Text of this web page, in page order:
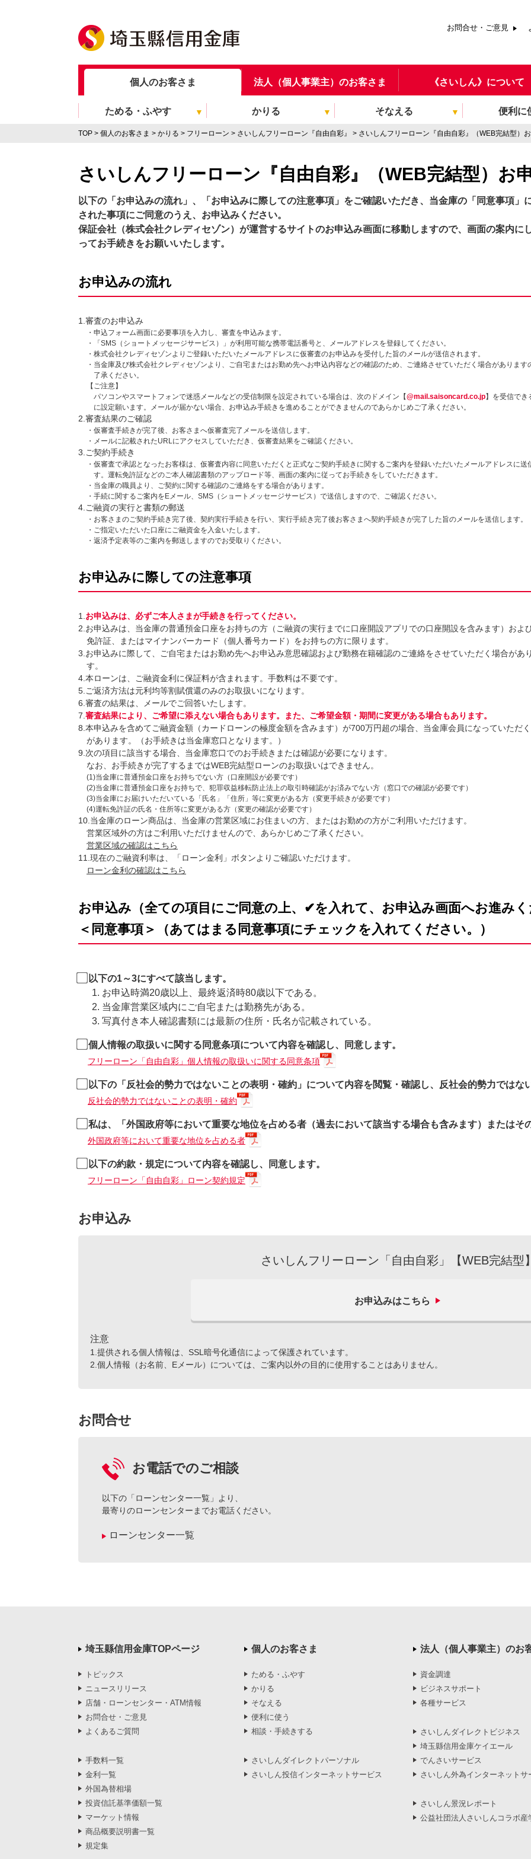
お問合せ・ご意見
個人のお客さま 法人（個人事業主）のお客さま 《さいしん》について
ためる・ふやす かりる そなえる 便利に
TOP 個人のお客さま かりる フリーローン さいしんフリーローン『自由自彩』 さいしんフリーローン『自由自彩』（WEB完結型）
さいしんフリーローン『自由自彩』（WEB完結型）お
以下の「お申込みの流れ」、「お申込みに際しての注意事項」をご確認いただき、当金庫の「同意事項」
された事項にご同意のうえ、お申込みください。
保証会社（株式会社クレディセゾン）が運営するサイトのお申込み画面に移動しますので、画面の案内に
ってお手続きをお願いいたします。
お申込みの流れ
1.審査のお申込み
・申込フォーム画面に必要事項を入力し、審査を申込みます。
・「SMS（ショートメッセージサービス）」が利用可能な携帯電話番号と、メールアドレスを登録してください。
・株式会社クレディセゾンよりご登録いただいたメールアドレスに仮審査のお申込みを受付した旨のメールが送信されます。
・当金庫及び株式会社クレディセゾンより、ご自宅またはお勤め先へお申込内容などの確認のため、ご連絡させていただく場合があります
了承ください。
【ご注意】
パソコンやスマートフォンで迷惑メールなどの受信制限を設定されている場合は、次のドメイン【@mail.saisoncard.co.jp】を受信でき
に設定願います。メールが届かない場合、お申込み手続きを進めることができませんのであらかじめご了承ください。
2.審査結果のご確認
・仮審査手続きが完了後、お客さまへ仮審査完了メールを送信します。
・メールに記載されたURLにアクセスしていただき、仮審査結果をご確認ください。
3.ご契約手続き
・仮審査で承認となったお客様は、仮審査内容に同意いただくと正式なご契約手続きに関するご案内を登録いただいたメールアドレスに送
す。運転免許証などのご本人確認書類のアップロード等、画面の案内に従ってお手続きをしていただきます。
・当金庫の職員より、ご契約に関する確認のご連絡をする場合があります。
・手続に関するご案内をEメール、SMS（ショートメッセージサービス）で送信しますので、ご確認ください。
4.ご融資の実行と書類の郵送
・お客さまのご契約手続き完了後、契約実行手続きを行い、実行手続き完了後お客さまへ契約手続きが完了した旨のメールを送信します。
・ご指定いただいた口座にご融資金を入金いたします。
・返済予定表等のご案内を郵送しますのでお受取りください。
お申込みに際しての注意事項
1. お申込みは、必ずご本人さまが手続きを行ってください。
2.お申込みは、当金庫の普通預金口座をお持ちの方（ご融資の実行までに口座開設アプリでの口座開設を含みます）およ
免許証、またはマイナンバーカード（個人番号カード）をお持ちの方に限ります。
3.お申込みに際して、ご自宅またはお勤め先へお申込み意思確認および勤務在籍確認のご連絡をさせていただく場合があ
す。
4.本ローンは、ご融資金利に保証料が含まれます。手数料は不要です。
5.ご返済方法は元利均等割賦償還のみのお取扱いになります。
6.審査の結果は、メールでご回答いたします。
7. 審査結果により、ご希望に添えない場合もあります。また、ご希望金額・期間に変更がある場合もあります。
8.本申込みを含めてご融資金額（カードローンの極度金額を含みます）が700万円超の場合、当金庫会員になっていただ
があります。（お手続きは当金庫窓口となります。）
9.次の項目に該当する場合、当金庫窓口でのお手続きまたは確認が必要になります。
なお、お手続きが完了するまではWEB完結型ローンのお取扱いはできません。
(1)当金庫に普通預金口座をお持ちでない方（口座開設が必要です）
(2)当金庫に普通預金口座をお持ちで、犯罪収益移転防止法上の取引時確認がお済みでない方（窓口での確認が必要です）
(3)当金庫にお届けいただいている「氏名」「住所」等に変更がある方（変更手続きが必要です）
(4)運転免許証の氏名・住所等に変更がある方（変更の確認が必要です）
10.当金庫のローン商品は、当金庫の営業区域にお住まいの方、またはお勤めの方がご利用いただけます。
営業区域外の方はご利用いただけませんので、あらかじめご了承ください。
営業区域の確認はこちら
11.現在のご融資利率は、「ローン金利」ボタンよりご確認いただけます。
ローン金利の確認はこちら
お申込み（全ての項目にご同意の上、✔を入れて、お申込み画面へお進み
＜同意事項＞（あてはまる同意事項にチェックを入れてください。）
以下の1～3にすべて該当します。
お申込時満20歳以上、最終返済時80歳以下である。
当金庫営業区域内にご自宅または勤務先がある。
写真付き本人確認書類には最新の住所・氏名が記載されている。
個人情報の取扱いに関する同意条項について内容を確認し、同意します。
フリーローン「自由自彩」個人情報の取扱いに関する同意条項
以下の「反社会的勢力ではないことの表明・確約」について内容を閲覧・確認し、反社会的勢力ではな
反社会的勢力ではないことの表明・確約
私は、「外国政府等において重要な地位を占める者（過去において該当する場合も含みます）またはそ
外国政府等において重要な地位を占める者
以下の約款・規定について内容を確認し、同意します。
フリーローン「自由自彩」ローン契約規定
お申込み
さいしんフリーローン「自由自彩」【WEB完結型
お申込みはこちら
注意
1.提供される個人情報は、SSL暗号化通信によって保護されています。
2.個人情報（お名前、Eメール）については、ご案内以外の目的に使用することはありません。
お問合せ
お電話でのご相談
以下の「ローンセンター一覧」より、
最寄りのローンセンターまでお電話ください。
ローンセンター一覧
埼玉縣信用金庫TOPページ
トピックス
ニュースリリース
店舗・ローンセンター・ATM情報
お問合せ・ご意見
よくあるご質問
手数料一覧
金利一覧
外国為替相場
投資信託基準価額一覧
マーケット情報
商品概要説明書一覧
規定集
個人のお客さま
ためる・ふやす
かりる
そなえる
便利に使う
相談・手続きする
さいしんダイレクトパーソナル
さいしん投信インターネットサービス
法人（個人事業主）のお
資金調達
ビジネスサポート
各種サービス
さいしんダイレクトビジネス
埼玉縣信用金庫ケイエール
でんさいサービス
さいしん外為インターネットサ
さいしん景況レポート
公益社団法人さいしんコラボ産